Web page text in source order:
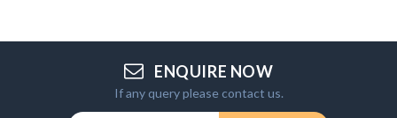
ENQUIRE NOW
If any query please contact us.